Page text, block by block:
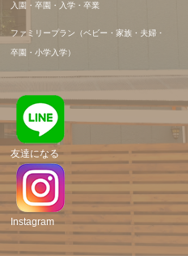
入園・卒園・入学・卒業
ファミリープラン（ベビー・家族・夫婦・
卒園・小学入学）
友達になる
Instagram